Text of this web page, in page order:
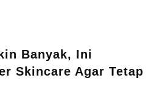
Banyak, Ini
Skincare Agar Tetap